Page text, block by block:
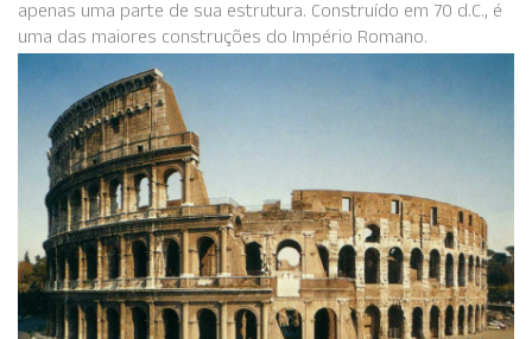
apenas uma parte de sua estrutura. Construído em 70 d.C., é
uma das maiores construções do Império Romano.